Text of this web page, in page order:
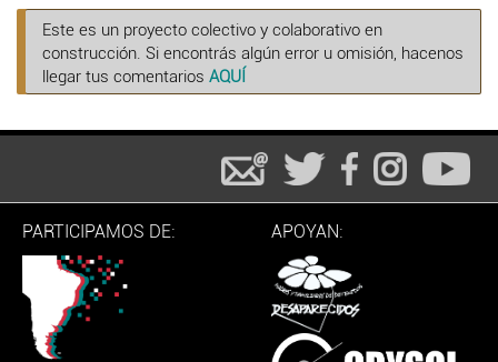
Este es un proyecto colectivo y colaborativo en
construcción. Si encontrás algún error u omisión, hacenos
llegar tus comentarios AQUÍ
PARTICIPAMOS DE: APOYAN: